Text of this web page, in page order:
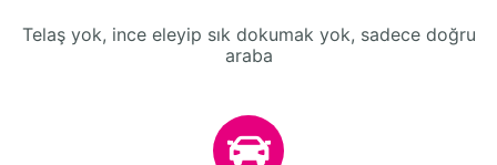
Telaş yok, ince eleyip sık dokumak yok, sadece doğru
araba